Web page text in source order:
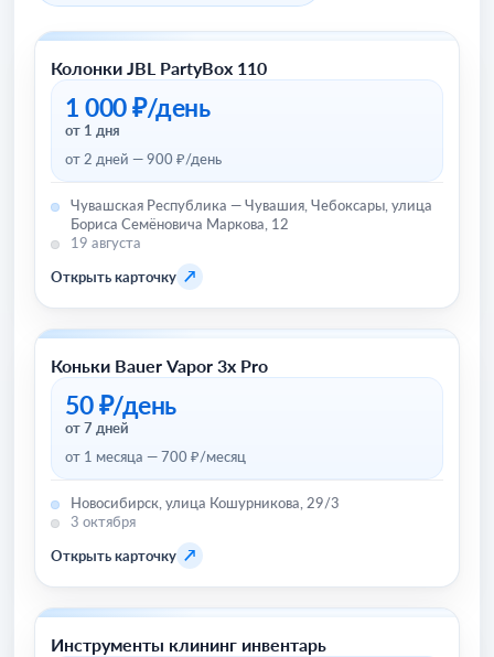
Аудио и видео
Колонки JBL PartyBox 110
1 000 ₽/день
от 1 дня
от 2 дней — 900 ₽/день
Чувашская Республика — Чувашия, Чебоксары, улица
Бориса Семёновича Маркова, 12
19 августа
Открыть карточку ↗
Зимний инвентарь (сноуборды, лыжи и прочее)
Коньки Bauer Vapor 3x Pro
50 ₽/день
от 7 дней
от 1 месяца — 700 ₽/месяц
Новосибирск, улица Кошурникова, 29/3
3 октября
Открыть карточку ↗
Другое
Инструменты клининг инвентарь